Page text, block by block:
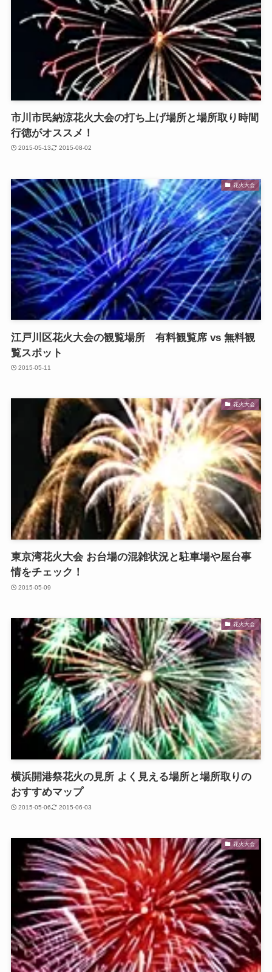
市川市民納涼花火大会の打ち上げ場所と場所取り時間
行徳がオススメ！
2015-05-13 2015-08-02
花火大会
江戸川区花火大会の観覧場所 有料観覧席 vs 無料観
覧スポット
2015-05-11
花火大会
東京湾花火大会 お台場の混雑状況と駐車場や屋台事
情をチェック！
2015-05-09
花火大会
横浜開港祭花火の見所 よく見える場所と場所取りの
おすすめマップ
2015-05-06 2015-06-03
花火大会